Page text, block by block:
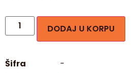
DODAJ U KORPU
Šifra
-